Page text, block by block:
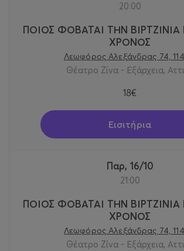
20:00
ΠΟΙΟΣ ΦΟΒΑΤΑΙ ΤΗΝ
ΧΡΟΝΟΣ
Λεωφόρος Αλεξάνδρας 74,
Θέατρο Ζίνα - Εξάρχεια,
18€
Εισιτήρια
Παρ, 16/10
21:00
ΠΟΙΟΣ ΦΟΒΑΤΑΙ ΤΗΝ
ΧΡΟΝΟΣ
Λεωφόρος Αλεξάνδρας 74,
Θέατρο Ζίνα - Εξάρχεια,